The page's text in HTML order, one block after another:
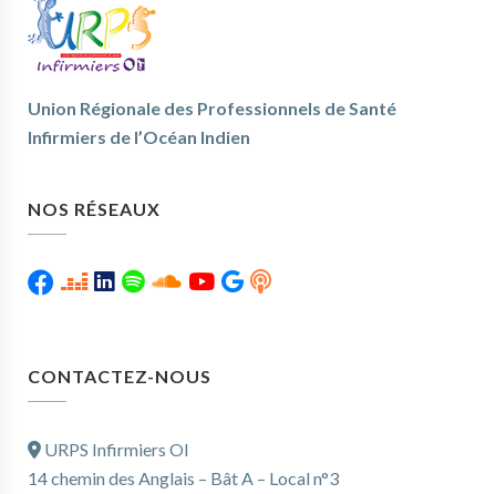
Union Régionale des Professionnels de Santé
Infirmiers de l’Océan Indien
NOS RÉSEAUX
CONTACTEZ-NOUS
URPS Infirmiers OI
14 chemin des Anglais – Bât A – Local n°3